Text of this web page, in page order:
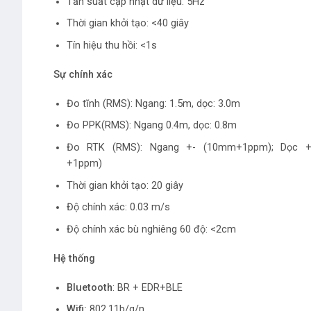
Thời gian khởi tạo: <40 giây
Tín hiệu thu hồi: <1s
Sự chính xác
Đo tĩnh (RMS): Ngang: 1.5m, dọc: 3.0m
Đo PPK(RMS): Ngang 0.4m, dọc: 0.8m
Đo RTK (RMS): Ngang +- (10mm+1ppm); Dọc
+1ppm)
Thời gian khởi tạo: 20 giây
Độ chính xác: 0.03 m/s
Độ chính xác bù nghiêng 60 độ: <2cm
Hệ thống
Bluetooth: BR + EDR+BLE